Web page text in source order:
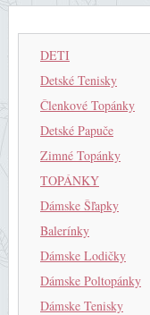
DETI
Detské Tenisky
Členkové Topánky
Detské Papuče
Zimné Topánky
TOPÁNKY
Dámske Šľapky
Balerínky
Dámske Lodičky
Dámske Poltopánky
Dámske Tenisky